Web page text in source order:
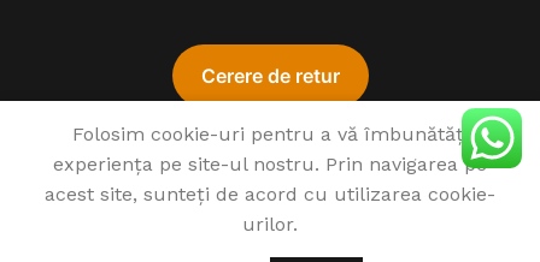
1993 - 2022 SIMPROCOM SRL. Made with
Folosim cookie-uri pentru a vă îmbunătăți
experiența pe site-ul nostru. Prin navigarea pe
acest site, sunteți de acord cu utilizarea cookie-
urilor.